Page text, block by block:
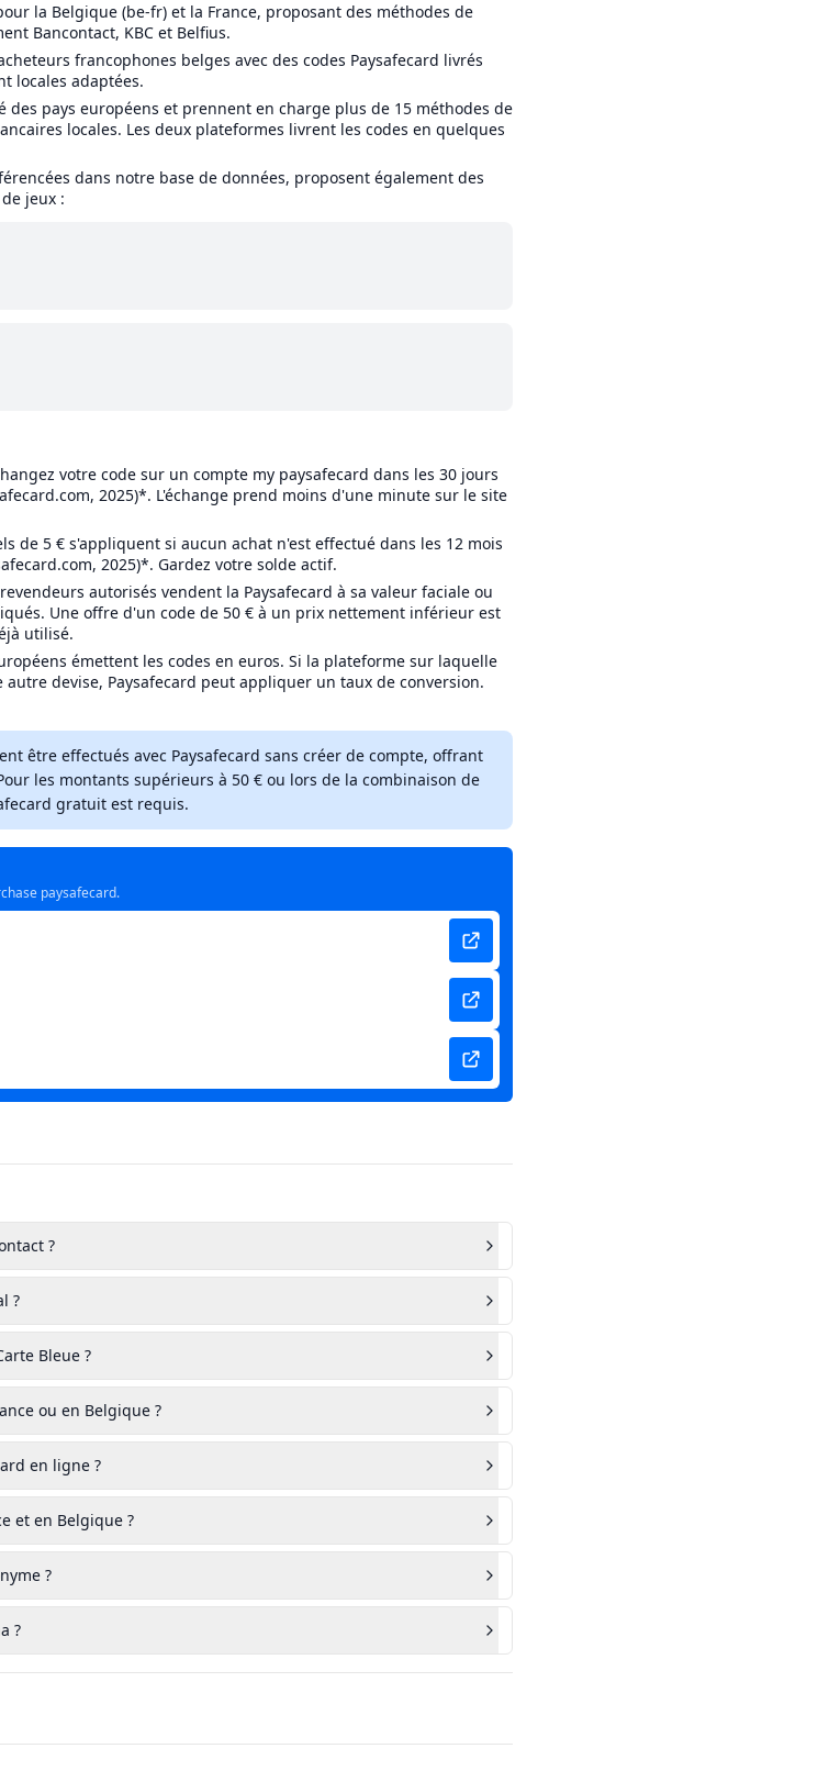
la Belgique (be-fr) et la France, proposant des méthodes de
Bancontact, KBC et Belfius.
francophones belges avec des codes Paysafecard livrés
locales adaptées.
des pays européens et prennent en charge plus de 15 méthodes de
locales. Les deux plateformes livrent les codes en quelques
dans notre base de données, proposent également des
jeux :
votre code sur un compte my paysafecard dans les 30 jours
2025)*. L'échange prend moins d'une minute sur le site
de 5 € s'appliquent si aucun achat n'est effectué dans les 12 mois
2025)*. Gardez votre solde actif.
autorisés vendent la Paysafecard à sa valeur faciale ou
Une offre d'un code de 50 € à un prix nettement inférieur est
utilisé.
émettent les codes en euros. Si la plateforme sur laquelle
devise, Paysafecard peut appliquer un taux de conversion.
être effectués avec Paysafecard sans créer de compte, offrant
les montants supérieurs à 50 € ou lors de la combinaison de
gratuit est requis.
paysafecard.
?
?
Bleue ?
ou en Belgique ?
en ligne ?
et en Belgique ?
?
?